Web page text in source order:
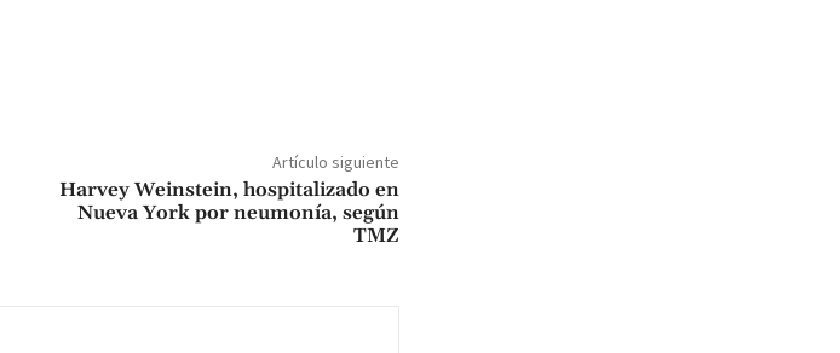
Artículo siguiente
Harvey Weinstein, hospitalizado en
Nueva York por neumonía, según
TMZ